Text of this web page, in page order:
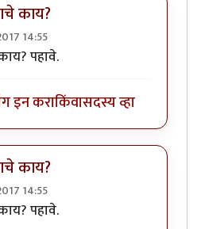
काय?
14:55
पहावे.
इन कराकिंवासदस्य व्हा
काय?
14:55
पहावे.